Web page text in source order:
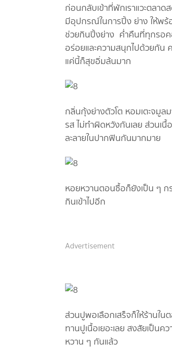
ก่อนกลับเข้าที่พักเราแวะตลา
มีอุปกรณ์ในการปิ้ง ย่าง ให้พ
ช่วยกินปิ้งย่าง ค่ำคืนที่ทุกรอค
อร่อยและความสนุกไปด้วยกัน
แค่นี้ก็สุขอิ่มล้นมาก
กลิ่นกุ้งย่างตัวโต หอมเตะจมูล
รส ไม่ทำผิดหวังกันเลย ส่วนเ
ละลายในปากฟินกันมากมาย
หอยหวานตอนซื้อก็ยังเป็น ๆ ก
กินเข้าไปอีก
Advertisement
ส่วนปูพอเลือกเสร็จก็ให้ร้านใ
ทานปูเนื้อเยอะเลย สงสัยเป็น
หวาน ๆ กันแล้ว